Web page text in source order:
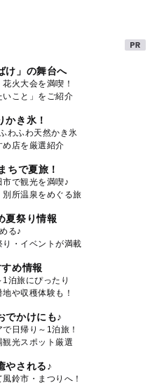
け」の舞台へ
火大会を満喫！
こと」をご紹介
かき氷！
わふわ天然かき氷
め店を厳選紹介
ちで夏旅！
で観光を満喫♪
所温泉をめぐる旅
夏祭り情報
る♪
・イベントが満載
め情報
泊旅にぴったり
や収穫体験も！
でかけにも♪
日帰り～1泊旅！
光スポット厳選
やされる♪
鈴市・まつりへ！